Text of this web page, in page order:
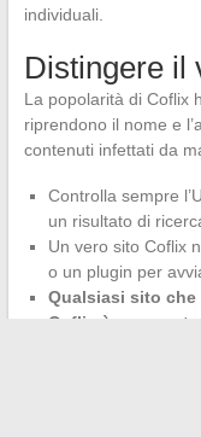
individuali.
Distingere il
La popolarità di Coflix
riprendono il nome e
contenuti infettati da
Controlla sempre
un risultato di
Un vero sito Coflix
o un plugin per
Qualsiasi sito
Coflix è una